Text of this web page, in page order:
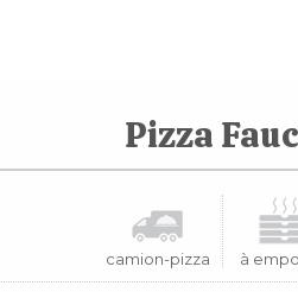
Pizza
camion-pizza à